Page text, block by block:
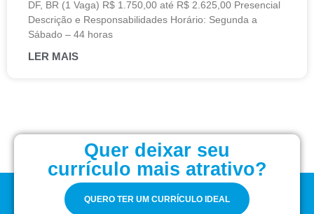
DF, BR (1 Vaga) R$ 1.750,00 até R$ 2.625,00 Presencial
Descrição e Responsabilidades Horário: Segunda a
Sábado – 44 horas
LER MAIS
Quer deixar seu
currículo mais atrativo?
QUERO TER UM CURRÍCULO IDEAL